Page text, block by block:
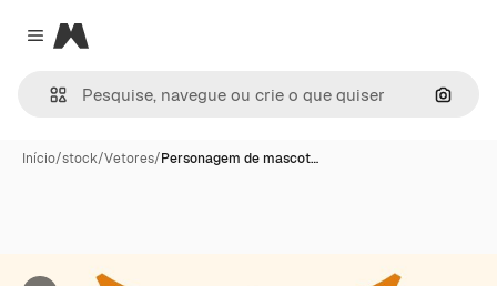
Close menu
Magnific
Início/stock/Vetores/Personagem de mascot…